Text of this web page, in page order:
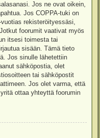
Jos ne ovat oikein,
Jos COPPA-tuki on
rekisteröityessäsi,
foorumit vaativat myös
itsesi toimesta tai
sisään. Tämä tieto
Jos sinulle lähetettiin
sähköpostia, olet
tai sähköpostit
Jos olet varma, että
ottaa yhteyttä foorumin